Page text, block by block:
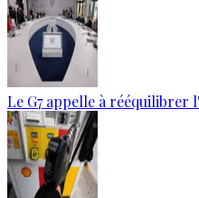
Le G7 appelle à rééquilibrer